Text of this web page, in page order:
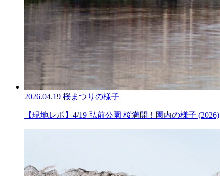
2026.04.19 桜まつりの様子
【現地レポ】4/19 弘前公園 桜満開！園内の様子 (2026)